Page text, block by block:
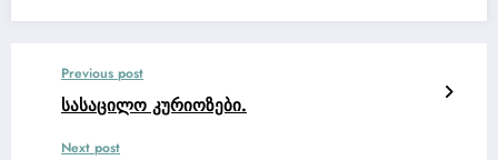
Previous post
სასაცილო კურიოზები.
Next post